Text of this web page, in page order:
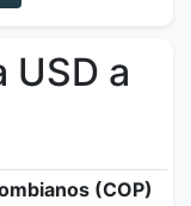
USD a
(COP)